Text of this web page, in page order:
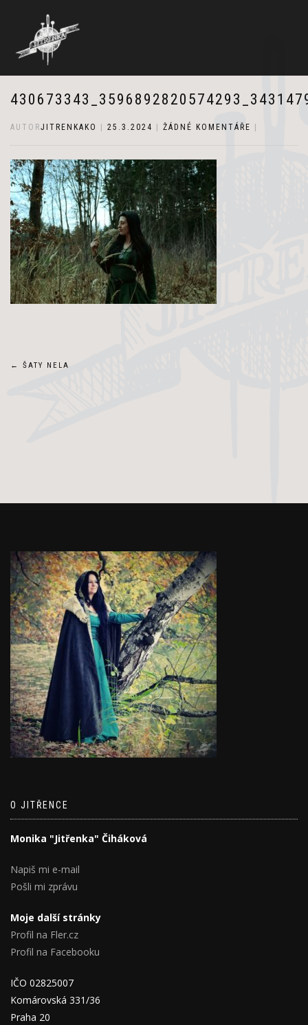
AUTORJITRENKAKO 25.3.2024 ŽÁDNÉ KOMENTÁŘE
Navigace
← ŠATY NELA
O JITŘENCE
Monika "Jitřenka" Čiháková
Napiš mi e-mail
Pošli mi zprávu
Moje další stránky
Profil na Fler.cz
Profil na Facebooku
IČO 02825007
Komárovská 331/36
Praha 20